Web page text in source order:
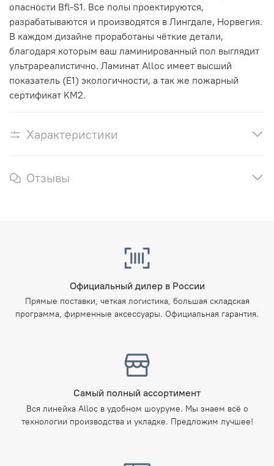
опасности Bfl-S1. Все полы проектируются,
разрабатываются и производятся в Лингдале, Норвегия.
В каждом дизайне проработаны чёткие детали,
благодаря которым ваш ламинированный пол выглядит
ультрареалистично. Ламинат Alloc имеет высший
показатель (E1) экологичности, а так же пожарный
сертификат KM2.
Характеристики
Отзывы
Официальный дилер в России
Прямые поставки, четкая логистика, большая складская
программа, фирменные аксессуары. Официальная гарантия.
Самый полный ассортимент
Вся линейка Alloc в удобном шоуруме. Мы знаем всё о
технологии производства и укладке. Предложим лучшее!